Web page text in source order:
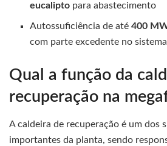
eucalipto para abastecimento
Autossuficiência de até400
com parte excedente no
Qual a função da
recuperação na
A caldeira de recuperação é um dos
importantes da planta, sendo